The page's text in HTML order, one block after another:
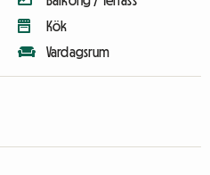
Kök
Vardagsrum